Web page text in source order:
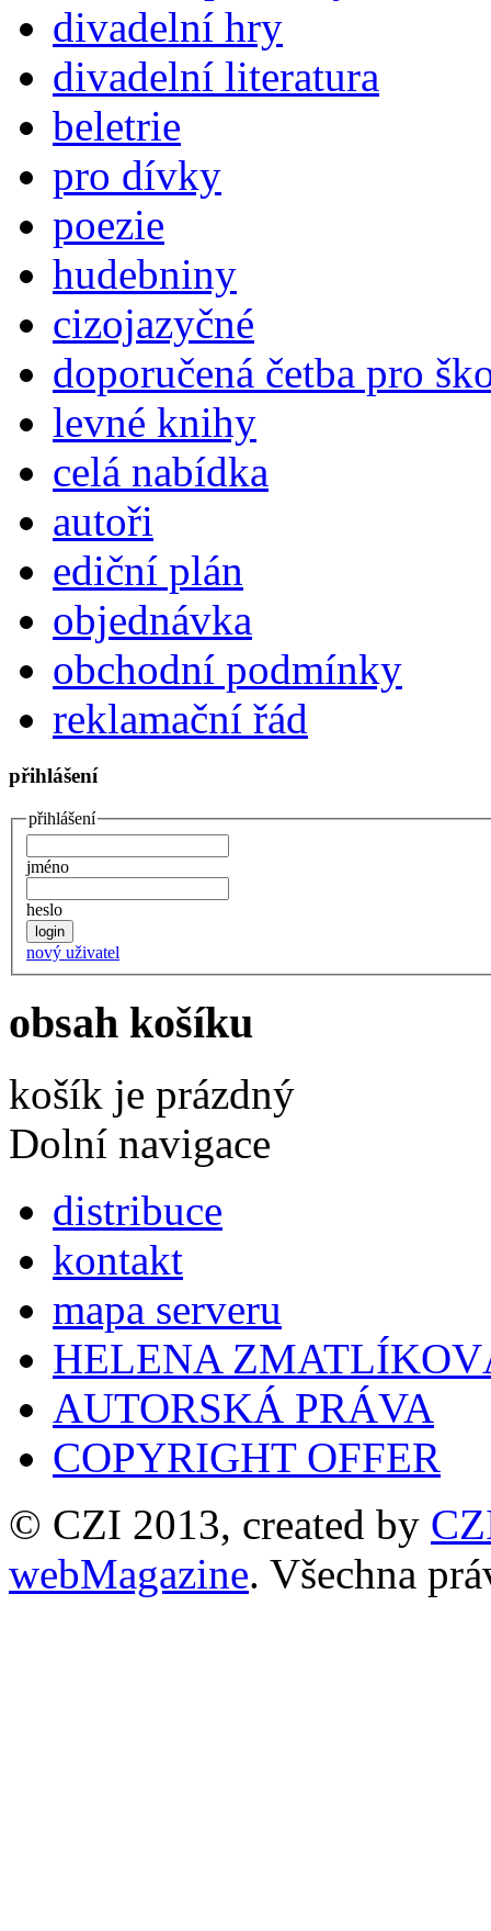
divadelní hry
divadelní literatura
beletrie
pro dívky
poezie
hudebniny
cizojazyčné
doporučená četba pro
levné knihy
celá nabídka
autoři
ediční plán
objednávka
obchodní podmínky
reklamační řád
přihlášení
přihlášení
jméno
heslo
nový uživatel
obsah košíku
košík je prázdný
Dolní navigace
distribuce
kontakt
mapa serveru
HELENA
AUTORSKÁ PRÁVA
COPYRIGHT OFFER
© CZI 2013, created by
webMagazine. Všechna